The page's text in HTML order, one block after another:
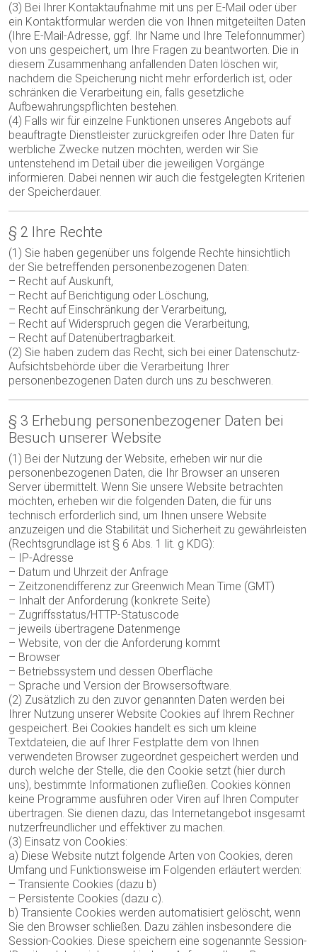
(3) Bei Ihrer Kontaktaufnahme mit uns per E-Mail oder über
ein Kontaktformular werden die von Ihnen mitgeteilten Daten
(Ihre E-Mail-Adresse, ggf. Ihr Name und Ihre Telefonnummer)
von uns gespeichert, um Ihre Fragen zu beantworten. Die in
diesem Zusammenhang anfallenden Daten löschen wir,
nachdem die Speicherung nicht mehr erforderlich ist, oder
schränken die Verarbeitung ein, falls gesetzliche
Aufbewahrungspflichten bestehen.
(4) Falls wir für einzelne Funktionen unseres Angebots auf
beauftragte Dienstleister zurückgreifen oder Ihre Daten für
werbliche Zwecke nutzen möchten, werden wir Sie
untenstehend im Detail über die jeweiligen Vorgänge
informieren. Dabei nennen wir auch die festgelegten Kriterien
der Speicherdauer.
§ 2 Ihre Rechte
(1) Sie haben gegenüber uns folgende Rechte hinsichtlich
der Sie betreffenden personenbezogenen Daten:
– Recht auf Auskunft,
– Recht auf Berichtigung oder Löschung,
– Recht auf Einschränkung der Verarbeitung,
– Recht auf Widerspruch gegen die Verarbeitung,
– Recht auf Datenübertragbarkeit.
(2) Sie haben zudem das Recht, sich bei einer Datenschutz-
Aufsichtsbehörde über die Verarbeitung Ihrer
personenbezogenen Daten durch uns zu beschweren.
§ 3 Erhebung personenbezogener Daten bei
Besuch unserer Website
(1) Bei der Nutzung der Website, erheben wir nur die
personenbezogenen Daten, die Ihr Browser an unseren
Server übermittelt. Wenn Sie unsere Website betrachten
möchten, erheben wir die folgenden Daten, die für uns
technisch erforderlich sind, um Ihnen unsere Website
anzuzeigen und die Stabilität und Sicherheit zu gewährleisten
(Rechtsgrundlage ist § 6 Abs. 1 lit. g KDG):
– IP-Adresse
– Datum und Uhrzeit der Anfrage
– Zeitzonendifferenz zur Greenwich Mean Time (GMT)
– Inhalt der Anforderung (konkrete Seite)
– Zugriffsstatus/HTTP-Statuscode
– jeweils übertragene Datenmenge
– Website, von der die Anforderung kommt
– Browser
– Betriebssystem und dessen Oberfläche
– Sprache und Version der Browsersoftware.
(2) Zusätzlich zu den zuvor genannten Daten werden bei
Ihrer Nutzung unserer Website Cookies auf Ihrem Rechner
gespeichert. Bei Cookies handelt es sich um kleine
Textdateien, die auf Ihrer Festplatte dem von Ihnen
verwendeten Browser zugeordnet gespeichert werden und
durch welche der Stelle, die den Cookie setzt (hier durch
uns), bestimmte Informationen zufließen. Cookies können
keine Programme ausführen oder Viren auf Ihren Computer
übertragen. Sie dienen dazu, das Internetangebot insgesamt
nutzerfreundlicher und effektiver zu machen.
(3) Einsatz von Cookies:
a) Diese Website nutzt folgende Arten von Cookies, deren
Umfang und Funktionsweise im Folgenden erläutert werden:
– Transiente Cookies (dazu b)
– Persistente Cookies (dazu c).
b) Transiente Cookies werden automatisiert gelöscht, wenn
Sie den Browser schließen. Dazu zählen insbesondere die
Session-Cookies. Diese speichern eine sogenannte Session-